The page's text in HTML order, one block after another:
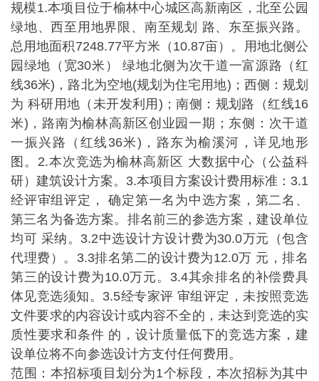
规模1.本项目位于榆林中心城区高新南区，北至公园
绿地、西至用地界限、南至规划 路、东至振兴路。
总用地面积7248.77平方米（10.87亩）。用地北侧公
园绿地（宽30米） 绿地北侧为次干道一富源路（红
线36米)，路北为空地(规划为住宅用地)；西侧：规划
为 科研用地（未开发利用)；南侧：规划路（红线16
米)，路南为榆林高新区创业园一期；东侧：次干道
一振兴路（红线36米)，路东为榆溪河，详见地形
图。2.本次竞选为榆林高新区 大数据中心（公益科
研）建筑设计方案。3.本项目方案设计费用标准：3.1
经评审组评定， 确定第一名为中选方案，第二名、
第三名为备选方案。排名前三的参选方案，建设单位
均可 采纳。3.2中选设计方设计费为30.0万元（包含
代理费）。3.3排名第二的设计费为12.0万 元，排名
第三的设计费为10.0万元。3.4其余排名的补偿费具
体见竞选须知。3.5经专家评 审组评定，未按照竞选
文件要求的内容设计或内容不全的，未达到竞选的实
质性要求和条件 的，设计质量低下的竞选方案，建
设单位将不向参选设计方支付任何费用。
范围：本招标项目划分为1个标段，本次招标为其中